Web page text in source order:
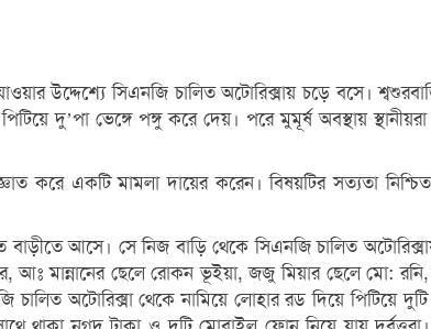
উদ্দেশ্যে সিএনজি চালিত অটোরিক্সায় চড়ে বসে।
দু’পা ভেঙ্গে পঙ্গু করে দেয়। পরে মুমূর্ষ অবস্থায়
একটি মামলা দায়ের করেন। বিষয়টির সত্যতা নিশ্চিত
বাড়ীতে আসে। সে নিজ বাড়ি থেকে সিএনজি চালিত
ছেলে রোকন ভূইয়া, জজু মিয়ার ছেলে মো: রনি,
অটোরিক্সা থেকে নামিয়ে লোহার রড দিয়ে পিটিয়ে দুটি